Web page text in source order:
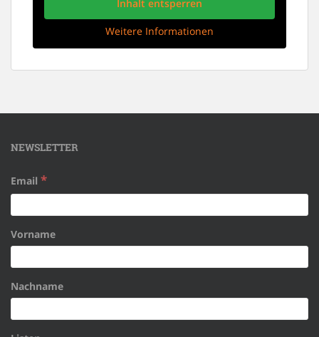
Inhalt entsperren
Weitere Informationen
NEWSLETTER
Email *
Vorname
Nachname